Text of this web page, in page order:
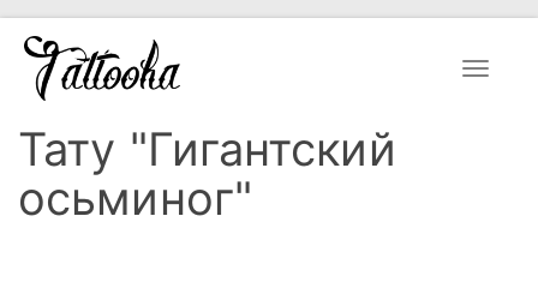
Toggle
Тату "Гигантский
осьминог"